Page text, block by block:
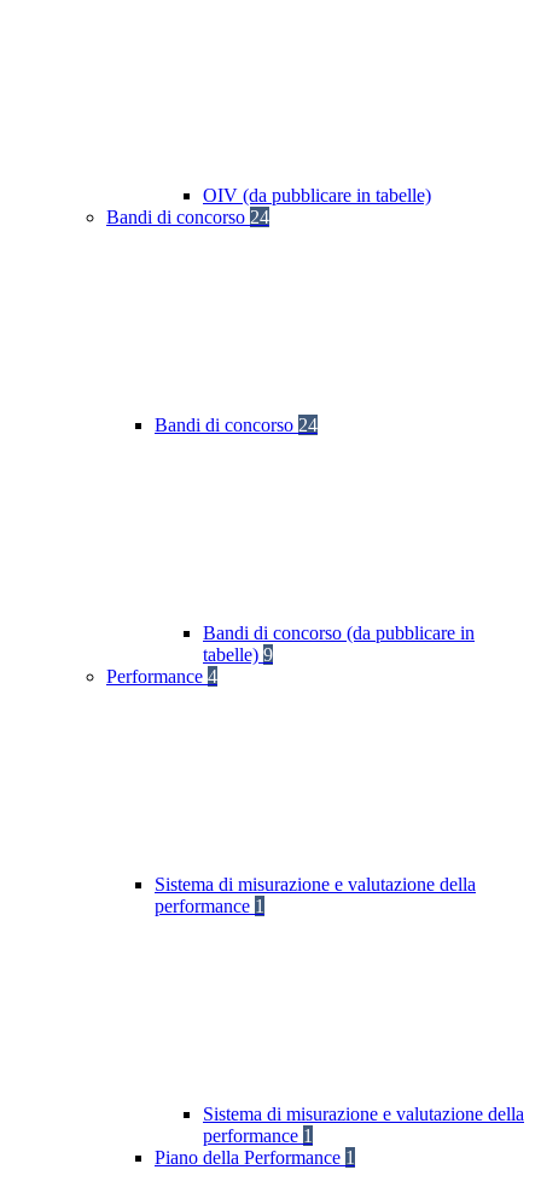
OIV (da pubblicare in tabelle)
Bandi di concorso 24
Bandi di concorso 24
Bandi di concorso (da pubblicare in
tabelle) 9
Performance 4
Sistema di misurazione e valutazione della
performance 1
Sistema di misurazione e valutazione della
performance 1
Piano della Performance 1